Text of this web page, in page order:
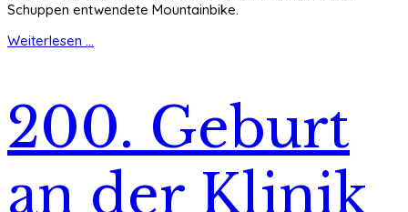
Schuppen entwendete Mountainbike.
Weiterlesen ...
200. Geburt
an der Klinik